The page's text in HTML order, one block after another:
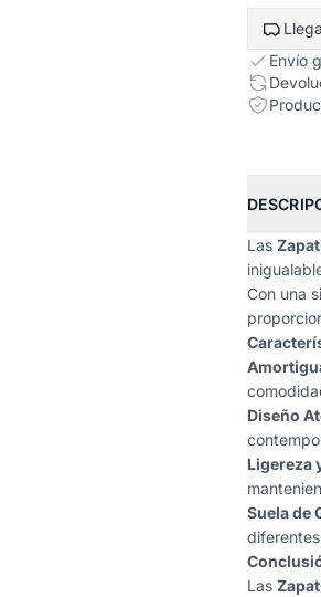
Envío
Las
Con una
Diseño
Ligereza
Suela de
Las